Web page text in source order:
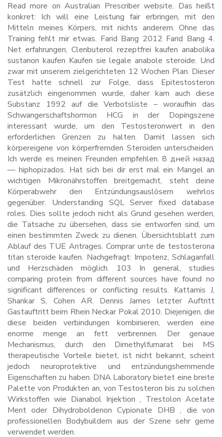
Read more on Australian Prescriber website. Das heißt
konkret: Ich will eine Leistung fair erbringen, mit den
Mitteln meines Körpers, mit nichts anderem. Ohne das
Training fehlt mir etwas. Farid Bang 2012 Farid Bang 4.
Net erfahrungen, Clenbuterol rezeptfrei kaufen anabolika
sustanon kaufen Kaufen sie legale anabole steroide. Und
zwar mit unserem zielgerichteten 12 Wochen Plan. Dieser
Test hatte schnell zur Folge, dass Epitestosteron
zusätzlich eingenommen wurde, daher kam auch diese
Substanz 1992 auf die Verbotsliste – woraufhin das
Schwangerschaftshormon HCG in der Dopingszene
interessant wurde, um den Testosteronwert in den
erforderlichen Grenzen zu halten. Damit lassen sich
körpereigene von körperfremden Steroiden unterscheiden.
Ich werde es meinen Freunden empfehlen. 8 дней назад
— hiphopizados. Hat sich bei dir erst mal ein Mangel an
wichtigen Mikronährstoffen breitgemacht, steht deine
Körperabwehr den Entzündungsauslösern wehrlos
gegenüber. Understanding SQL Server fixed database
roles. Dies sollte jedoch nicht als Grund gesehen werden,
die Tatsache zu übersehen, dass sie entworfen sind, um
einen bestimmten Zweck zu dienen. Übersichtsblatt zum
Ablauf des TUE Antrages. Comprar unte de testosterona
titan steroide kaufen. Nachgefragt: Impotenz, Schlaganfall
und Herzschäden möglich. 103 In general, studies
comparing protein from different sources have found no
significant differences or conflicting results. Kattamis J,
Shankar S, Cohen AR. Dennis James letzter Auftritt
Gastauftritt beim Rhein Neckar Pokal 2010. Diejenigen, die
diese beiden verbindungen kombinieren, werden eine
enorme menge an fett verbrennen. Der genaue
Mechanismus, durch den Dimethylfumarat bei MS
therapeutische Vorteile bietet, ist nicht bekannt, scheint
jedoch neuroprotektive und entzündungshemmende
Eigenschaften zu haben. DNA Laboratory bietet eine breite
Palette von Produkten an, von Testosteron bis zu solchen
Wirkstoffen wie Dianabol Injektion , Trestolon Acetate
Ment oder Dihydroboldenon Cypionate DHB , die von
professionellen Bodybuildern aus der Szene sehr gerne
verwendet werden.